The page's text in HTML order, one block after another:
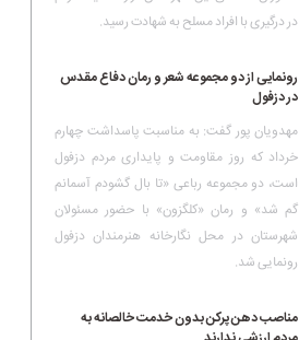
در درگیری با افراد مسلح به شهادت رسید.
رونمایی از دو مجموعه شعر و رمان دفاع مقدس
در دزفول
مهدویان پور گفت: به مناسبت پاسداشت چهارم
خرداد که روز مقاومت و پایداری مردم دزفول
است، دو مجموعه رباعی «تا بال گشودم آسمانم
گم شد» و رمان «کلگزون» با حضور مسئولان
شهرستان در محل نگارخانه هنرمندان دزفول
رونمایی شد.
مناصب دهن پرکن بدون خدمت خالصانه به